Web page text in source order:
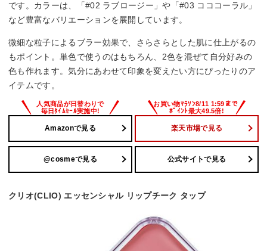
です。カラーは、「#02 ラブロージー」や「#03 コココーラル」
など豊富なバリエーションを展開しています。
微細な粒子によるブラー効果で、さらさらとした肌に仕上がるの
もポイント。単色で使うのはもちろん、2色を混ぜて自分好みの
色も作れます。気分にあわせて印象を変えたい方にぴったりのア
イテムです。
Amazonで見る 楽天市場で見る
@cosmeで見る 公式サイトで見る
クリオ(CLIO) エッセンシャル リップチーク タップ